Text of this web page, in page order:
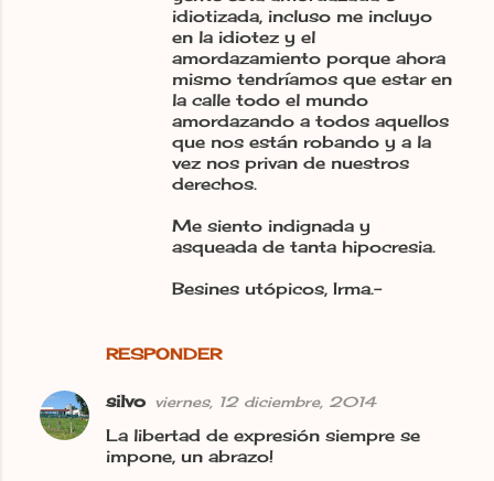
RESPONDER
idiotizada, incluso me incluyo
en la idiotez y el
amordazamiento porque ahora
mismo tendríamos que estar en
la calle todo el mundo
amordazando a todos aquellos
que nos están robando y a la
vez nos privan de nuestros
derechos.
Me siento indignada y
asqueada de tanta hipocresia.
Besines utópicos, Irma.-
silvo viernes, 12 diciembre, 2014
La libertad de expresión siempre se
impone, un abrazo!